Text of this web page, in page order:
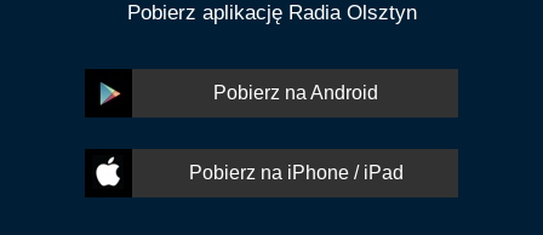
Pobierz aplikację Radia Olsztyn
Pobierz na Android
Pobierz na iPhone / iPad